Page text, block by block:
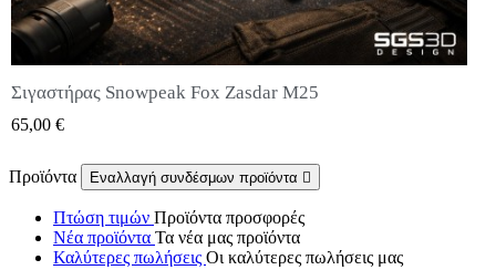
QUICK VIEW
Σιγαστήρας Snowpeak Fox Zasdar M25
65,00 €
Προϊόντα Εναλλαγή συνδέσμων προϊόντα 
Πτώση τιμών Προϊόντα προσφορές
Νέα προϊόντα Τα νέα μας προϊόντα
Καλύτερες πωλήσεις Οι καλύτερες πωλήσεις μας